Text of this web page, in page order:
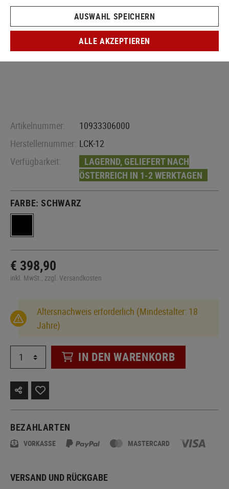
Artikelnummer:
10933306000
Herstellernummer: LCK-12
Verfügbarkeit:
LAGERND, GELIEFERT NACH
ÖSTERREICH IN 1-2 WERKTAGEN
FARBE:SCHWARZ
€ 398,90
inkl. MwSt., zzgl. Versandkosten
Altersnachweis erforderlich (Mindestalter: 18
Jahre)
IN DEN WARENKORB
BEZAHLARTEN
VORKASSE MASTERCARD
VERSAND UND RÜCKGABE
AUSWAHL SPEICHERN
ALLE AKZEPTIEREN